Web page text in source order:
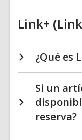
Link+
¿Qué es
Si un
reserva?